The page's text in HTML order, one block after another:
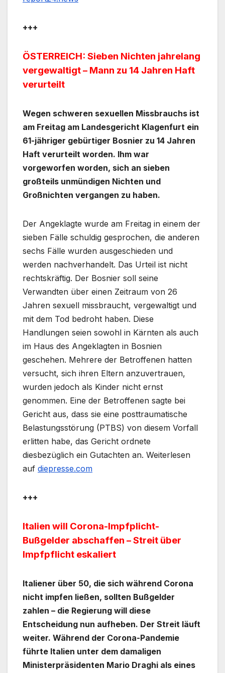
+++
ÖSTERREICH: Sieben Nichten jahrelang
vergewaltigt – Mann zu 14 Jahren Haft
verurteilt
Wegen schweren sexuellen Missbrauchs ist
am Freitag am Landesgericht Klagenfurt ein
61-jähriger gebürtiger Bosnier zu 14 Jahren
Haft verurteilt worden. Ihm war
vorgeworfen worden, sich an sieben
großteils unmündigen Nichten und
Großnichten vergangen zu haben.
Der Angeklagte wurde am Freitag in einem der
sieben Fälle schuldig gesprochen, die anderen
sechs Fälle wurden ausgeschieden und
werden nachverhandelt. Das Urteil ist nicht
rechtskräftig. Der Bosnier soll seine
Verwandten über einen Zeitraum von 26
Jahren sexuell missbraucht, vergewaltigt und
mit dem Tod bedroht haben. Diese
Handlungen seien sowohl in Kärnten als auch
im Haus des Angeklagten in Bosnien
geschehen. Mehrere der Betroffenen hatten
versucht, sich ihren Eltern anzuvertrauen,
wurden jedoch als Kinder nicht ernst
genommen. Eine der Betroffenen sagte bei
Gericht aus, dass sie eine posttraumatische
Belastungsstörung (PTBS) von diesem Vorfall
erlitten habe, das Gericht ordnete
diesbezüglich ein Gutachten an. Weiterlesen
auf diepresse.com
+++
Italien will Corona-Impfplicht-
Bußgelder abschaffen – Streit über
Impfpflicht eskaliert
Italiener über 50, die sich während Corona
nicht impfen ließen, sollten Bußgelder
zahlen – die Regierung will diese
Entscheidung nun aufheben. Der Streit läuft
weiter. Während der Corona-Pandemie
führte Italien unter dem damaligen
Ministerpräsidenten Mario Draghi als eines